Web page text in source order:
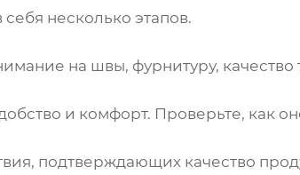
несколько этапов.
на швы, фурнитуру, качество
и комфорт. Проверьте, как
подтверждающих качество